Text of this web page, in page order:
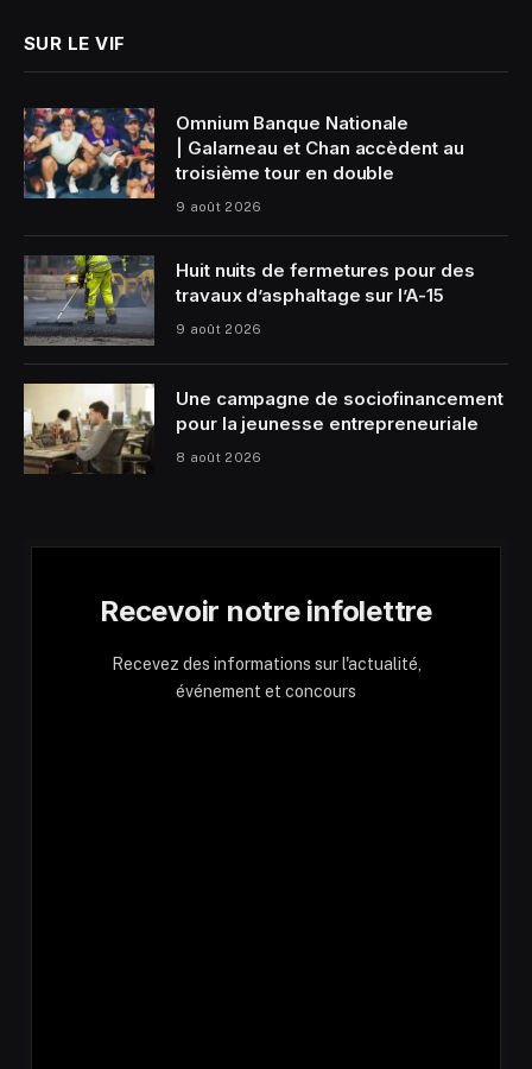
SUR LE VIF
Omnium Banque Nationale
| Galarneau et Chan accèdent au
troisième tour en double
9 août 2026
Huit nuits de fermetures pour des
travaux d’asphaltage sur l’A-15
9 août 2026
Une campagne de sociofinancement
pour la jeunesse entrepreneuriale
8 août 2026
Recevoir notre infolettre
Recevez des informations sur l'actualité,
événement et concours